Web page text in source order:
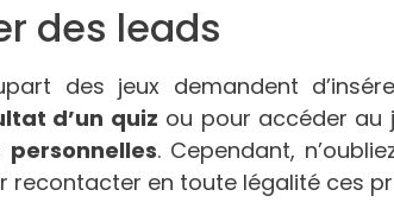
des leads
des jeux demandent
d’un quiz ou pour accéder au
. Cependant,
recontacter en toute légalité ces